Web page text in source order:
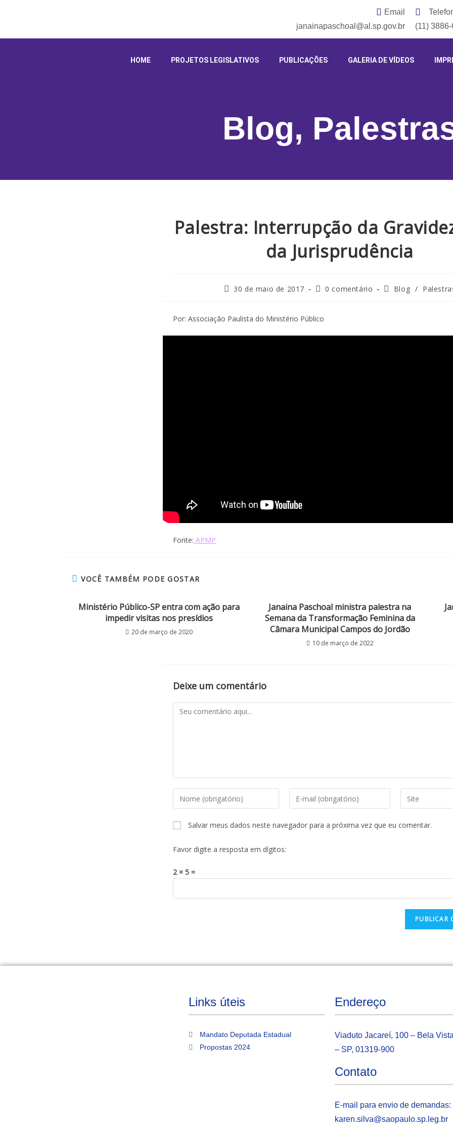
Email
janainapaschoal@al.sp.gov.br
(11)
HOME PROJETOS LEGISLATIVOS PUBLICAÇÕES GALERIA DE VÍDEOS
Blog,
Palestra: Interrupção da
da Jurisprudência
30 de maio de 2017 0 comentário Blog /
Por: Associação Paulista do Ministério Público
Fonte: APMP
VOCÊ TAMBÉM PODE GOSTAR
Ministério Público-SP entra com ação para
impedir visitas nos presídios
20 de março de 2020
Janaina Paschoal ministra palestra na
Semana da Transformação Feminina da
Câmara Municipal Campos do Jordão
10 de março de 2022
Deixe um comentário
Salvar meus dados neste navegador para a próxima vez que eu comentar.
Favor digite a resposta em dígitos:
2 × 5 =
Links úteis
Mandato Deputada Estadual
Propostas 2024
Endereço
Viaduto Jacareí, 100 – Bela
– SP, 01319-900
Contato
E-mail para envio de demandas:
karen.silva@saopaulo.sp.leg.br